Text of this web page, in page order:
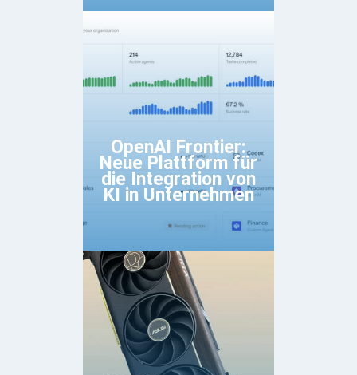
OpenAI Frontier:
Neue Plattform für
die Integration von
KI in Unternehmen